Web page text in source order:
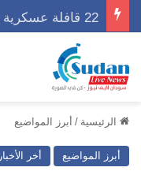
الرئيسية / أبرز المواضيع
أبرز المواضيع أخر الأخبار